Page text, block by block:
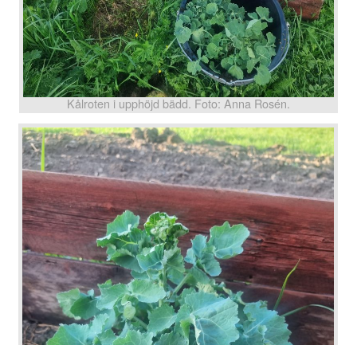
Kålroten i upphöjd bädd. Foto: Anna Rosén.